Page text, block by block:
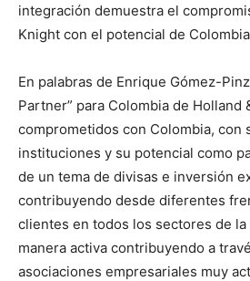
integración demuestra el
Knight con el potencial de
En palabras de Enrique Gómez-
Partner” para Colombia de Holland
comprometidos con Colombia, con
instituciones y su potencial como
de un tema de divisas e inversión
contribuyendo desde diferentes
clientes en todos los sectores de la
manera activa contribuyendo a
asociaciones empresariales muy